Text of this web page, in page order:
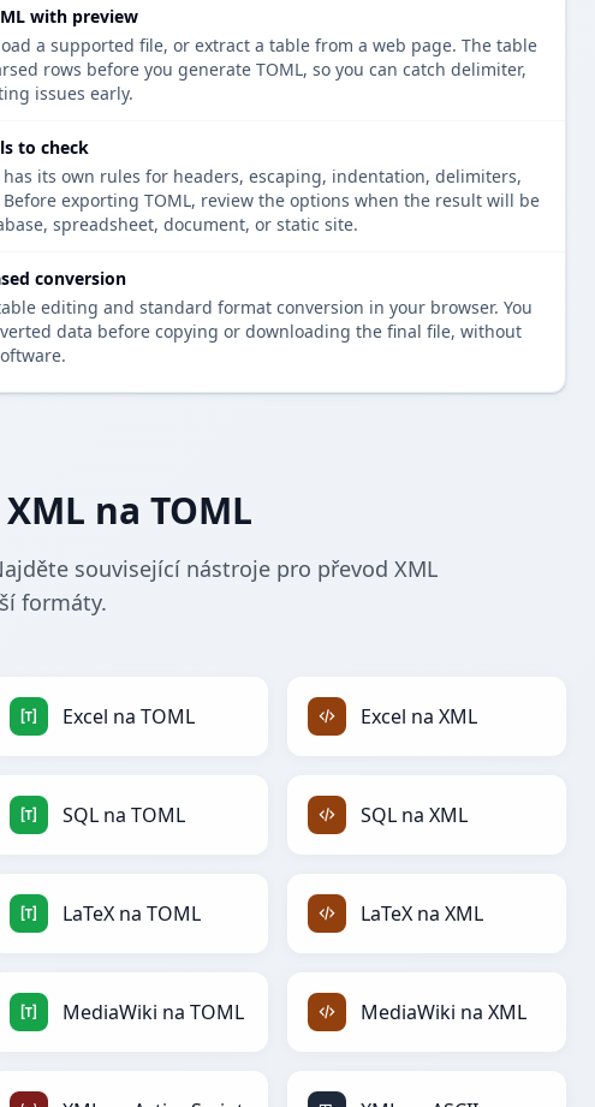
with preview
a supported file, or extract a table from a web page. The table
rows before you generate TOML, so you can catch delimiter,
issues early.
to check
its own rules for headers, escaping, indentation, delimiters,
exporting TOML, review the options when the result will be
spreadsheet, document, or static site.
conversion
editing and standard format conversion in your browser. You
data before copying or downloading the final file, without
na TOML
související nástroje pro převod XML
formáty.
Excel na TOML Excel na XML
SQL na TOML SQL na XML
LaTeX na TOML LaTeX na XML
MediaWiki na TOML MediaWiki na XML